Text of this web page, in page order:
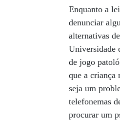
Enquanto a
denunciar
alternativas
Universidade
de jogo
que a criança
seja um
telefonemas
procurar um